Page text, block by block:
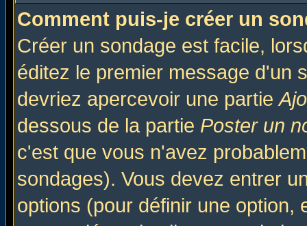
Comment puis-je créer un
Créer un sondage est facile,
éditez le premier message d'un
devriez apercevoir une partie
dessous de la partie Poster un
c'est que vous n'avez
sondages). Vous devez entrer
options (pour définir une option,